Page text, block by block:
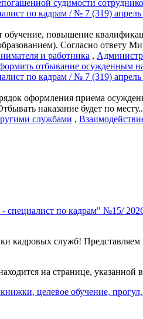
судимости
по кадрам / № 7 (319)
обучение, повышение
Согласно ответу
и работника ,
отбывание осужденным
по кадрам / № 7 (319)
оформления приема
наказание будет по
службами ,
специалист по кадрам" №15/
кадровых служб!
на странице, указанной
целевое обучение,